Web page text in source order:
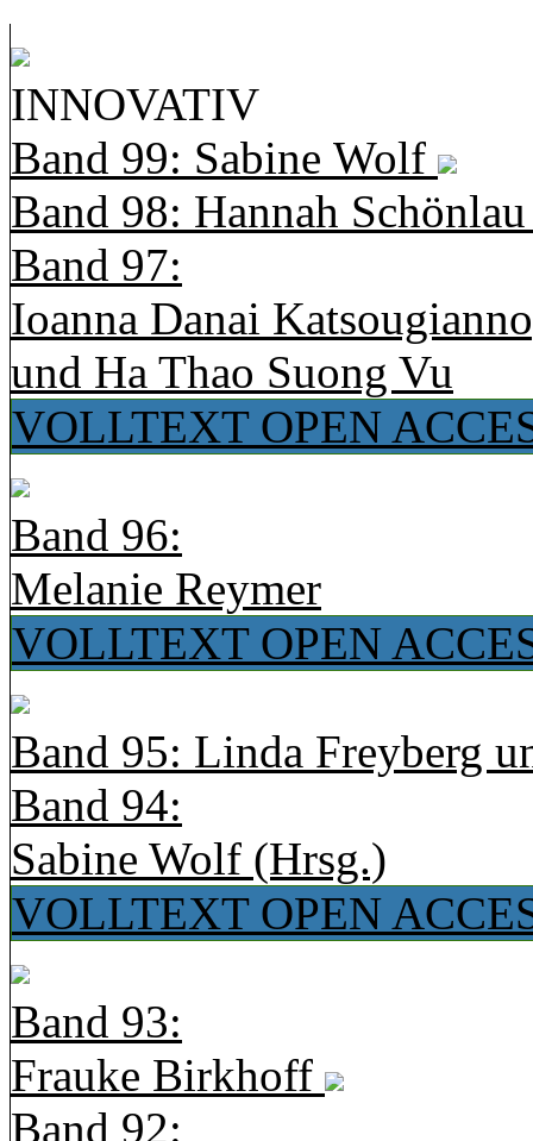
INNOVATIV
Band 99: Sabine Wolf
Band 98: Hannah
Band 97:
Ioanna Danai
und Ha Thao Suong Vu
VOLLTEXT OPEN
Band 96:
Melanie Reymer
VOLLTEXT OPEN
Band 95: Linda Freyberg
Band 94:
Sabine Wolf (Hrsg.)
VOLLTEXT OPEN
Band 93:
Frauke Birkhoff
Band 92: